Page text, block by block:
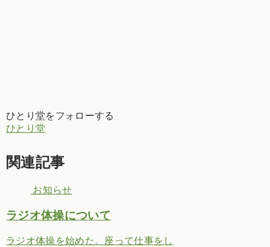
ひとり堂をフォローする
ひとり堂
関連記事
お知らせ
ラジオ体操について
ラジオ体操を始めた。座って仕事をし